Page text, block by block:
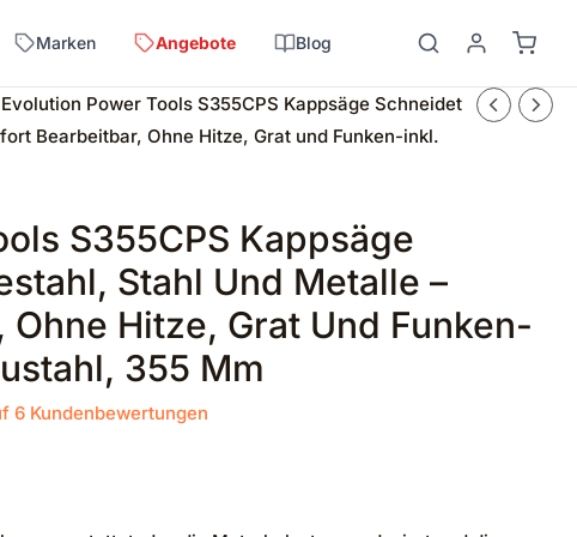
Marken Angebote Blog
Power Tools S355CPS Kappsäge Schneidet
Bearbeitbar, Ohne Hitze, Grat und Funken-inkl.
S355CPS Kappsäge
Stahl Und Metalle –
Hitze, Grat Und Funken-
355 Mm
6Kundenbewertungen